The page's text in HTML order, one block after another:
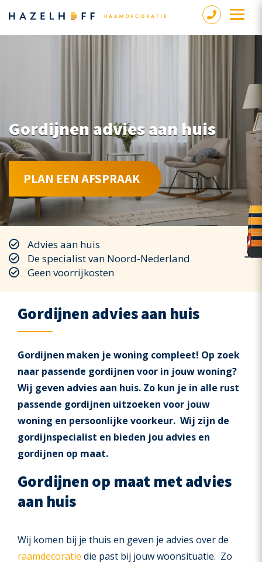
Gordijnen advies aan huis
PLAN EEN AFSPRAAK
Advies aan huis
De specialist van Noord-Nederland
Geen voorrijkosten
Gordijnen advies aan huis
Gordijnen maken je woning compleet! Op zoek
naar passende gordijnen voor in jouw woning?
Wij geven advies aan huis. Zo kun je in alle rust
passende gordijnen uitzoeken voor jouw
woning en persoonlijke voorkeur. Wij zijn de
gordijnspecialist en bieden jou advies en
gordijnen op maat.
Gordijnen op maat met advies
aan huis
Wij komen bij je thuis en geven je advies over de
raamdecoratie die past bij jouw woonsituatie. Zo